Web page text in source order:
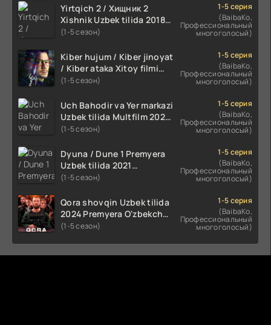
Yirtqich 2 / Хищник 2
Xishnik Uzbek tilida 2018-
2024 O'zbekcha tarjima
(1-5 сезон)
1-5 серия
(BaibaKo,
Профессиональный
многоголосый)
Kiber hujum / Kiber jinoyat
/ Kiber ataka Xitoy filmi
Uzbek tilida O'zbekcha
HD skachat
(1-5 сезон)
1-5 серия
(BaibaKo,
Профессиональный
многоголосый)
Uch Bahodir va Yer markazi
Uzbek tilida Multfilm 2025
tarjima HD skachat
(1-5 сезон)
1-5 серия
(BaibaKo,
Профессиональный
многоголосый)
Dyuna / Dune 1 Premyera
Uzbek tilida 2021
O'zbekcha tarjima kino HD
(1-5 сезон)
1-5 серия
(BaibaKo,
Профессиональный
многоголосый)
Qora shovqin Uzbek tilida
2024 Premyera O'zbekcha
tarjima kino HD skachat
(1-5 сезон)
1-5 серия
(BaibaKo,
Профессиональный
многоголосый)